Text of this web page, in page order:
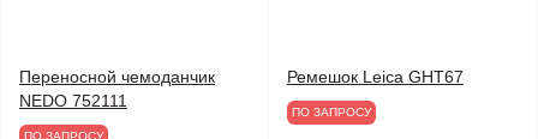
Переносной чемоданчик
NEDO 752111
ПО ЗАПРОСУ
Ремешок Leica GHT67
ПО ЗАПРОСУ